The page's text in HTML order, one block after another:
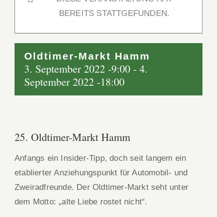
BEREITS STATTGEFUNDEN.
Oldtimer-Markt Hamm
3. September 2022 -9:00 - 4.
September 2022 -18:00
25. Oldtimer-Markt Hamm
Anfangs ein Insider-Tipp, doch seit langem ein
etablierter Anziehungspunkt für Automobil- und
Zweiradfreunde. Der Oldtimer-Markt seht unter
dem Motto: „alte Liebe rostet nicht“.